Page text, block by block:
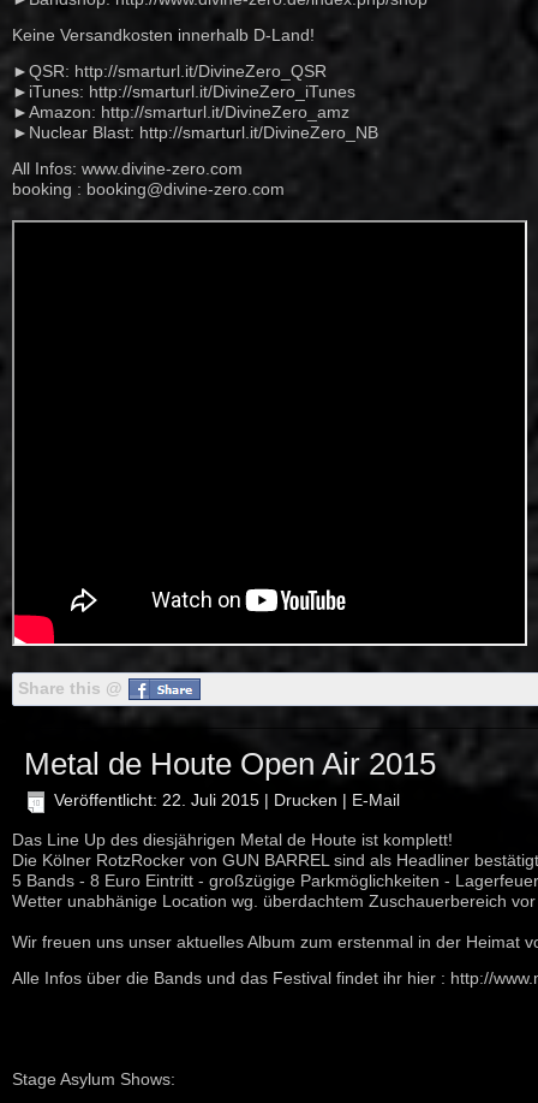
Keine Versandkosten innerhalb D-Land!
►QSR: http://smarturl.it/DivineZero_QSR
►iTunes: http://smarturl.it/DivineZero_iTunes
►Amazon: http://smarturl.it/DivineZero_amz
►Nuclear Blast: http://smarturl.it/DivineZero_NB
All Infos: www.divine-zero.com
booking : booking@divine-zero.com
Share this @
Metal de Houte Open Air 2015
Veröffentlicht: 22. Juli 2015 | Drucken | E-Mail
Das Line Up des diesjährigen Metal de Houte ist komplett!
Die Kölner RotzRocker von GUN BARREL sind als Headliner
5 Bands - 8 Euro Eintritt - großzügige Parkmöglichkeiten -
Wetter unabhänige Location wg. überdachtem Zuschauerbereich
Wir freuen uns unser aktuelles Album zum erstenmal in der Heimat
Alle Infos über die Bands und das Festival findet ihr hier : http://
Stage Asylum Shows: